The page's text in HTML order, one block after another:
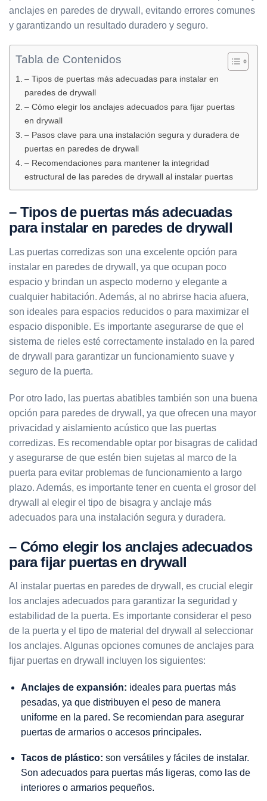
anclajes en paredes de drywall, evitando errores comunes
y garantizando un resultado duradero y seguro.
Tabla de Contenidos
– Tipos de puertas más adecuadas para instalar en
paredes de drywall
– Cómo elegir los anclajes adecuados para fijar puertas
en drywall
– Pasos clave para una instalación segura y duradera de
puertas en paredes de drywall
– Recomendaciones para mantener la integridad
estructural de las paredes de drywall al instalar puertas
– Tipos de puertas más adecuadas
para instalar en paredes de drywall
Las puertas corredizas son una excelente opción para
instalar en paredes de drywall, ya que ocupan poco
espacio y brindan un aspecto moderno y elegante a
cualquier habitación. Además, al no abrirse hacia afuera,
son ideales para espacios reducidos o para maximizar el
espacio disponible. Es importante asegurarse de que el
sistema de rieles esté correctamente instalado en la pared
de drywall para garantizar un funcionamiento suave y
seguro de la puerta.
Por otro lado, las puertas abatibles también son una buena
opción para paredes de drywall, ya que ofrecen una mayor
privacidad y aislamiento acústico que las puertas
corredizas. Es recomendable optar por bisagras de calidad
y asegurarse de que estén bien sujetas al marco de la
puerta para evitar problemas de funcionamiento a largo
plazo. Además, es importante tener en cuenta el grosor del
drywall al elegir el tipo de bisagra y anclaje más
adecuados para una instalación segura y duradera.
– Cómo elegir los anclajes adecuados
para fijar puertas en drywall
Al instalar puertas en paredes de drywall, es crucial elegir
los anclajes adecuados para garantizar la seguridad y
estabilidad de la puerta. Es importante considerar el peso
de la puerta y el tipo de material del drywall al seleccionar
los anclajes. Algunas opciones comunes de anclajes para
fijar puertas en drywall incluyen los siguientes:
Anclajes de expansión: ideales para puertas más
pesadas, ya que distribuyen el peso de manera
uniforme en la pared. Se recomiendan para asegurar
puertas de armarios o accesos principales.
Tacos de plástico: son versátiles y fáciles de instalar.
Son adecuados para puertas más ligeras, como las de
interiores o armarios pequeños.